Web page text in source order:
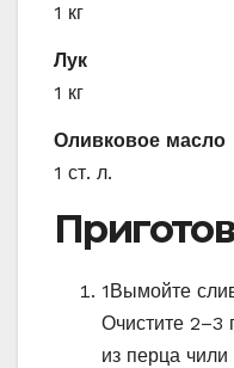
1 кг
Лук
1 кг
Оливковое масло
1 ст. л.
1Вымойте
Очистите 2–3
из перца